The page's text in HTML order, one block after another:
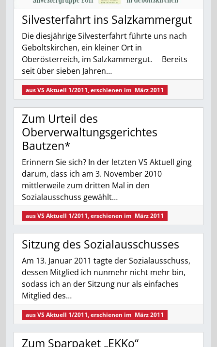
Silvesterfahrt ins Salzkammergut
Die diesjährige Silvesterfahrt führte uns nach
Geboltskirchen, ein kleiner Ort in
Oberösterreich, im Salzkammergut. Bereits
seit über sieben Jahren…
ausVS Aktuell 1/2011, erschienen im März 2011
Zum Urteil des
Oberverwaltungsgerichtes
Bautzen*
Erinnern Sie sich? In der letzten VS Aktuell ging
darum, dass ich am 3. November 2010
mittlerweile zum dritten Mal in den
Sozialausschuss gewählt…
ausVS Aktuell 1/2011, erschienen im März 2011
Sitzung des Sozialausschusses
Am 13. Januar 2011 tagte der Sozialausschuss,
dessen Mitglied ich nunmehr nicht mehr bin,
sodass ich an der Sitzung nur als einfaches
Mitglied des…
ausVS Aktuell 1/2011, erschienen im März 2011
Zum Sparpaket „EKKo“